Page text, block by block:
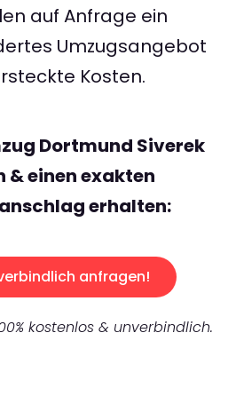
auf Anfrage ein
Umzugsangebot
Kosten.
Dortmund Siverek
& einen exakten
erhalten:
anfragen!
kostenlos & unverbindlich.